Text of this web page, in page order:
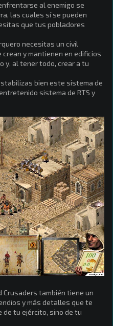
al enemigo se
las cuales sí se pueden
que tus pobladores
necesitas un civil
y mantienen en edificios
y, al tener todo, crear a tu
bien este sistema de
sistema de RTS y
también tiene un
y más detalles que te
de tu ejército, sino de tu